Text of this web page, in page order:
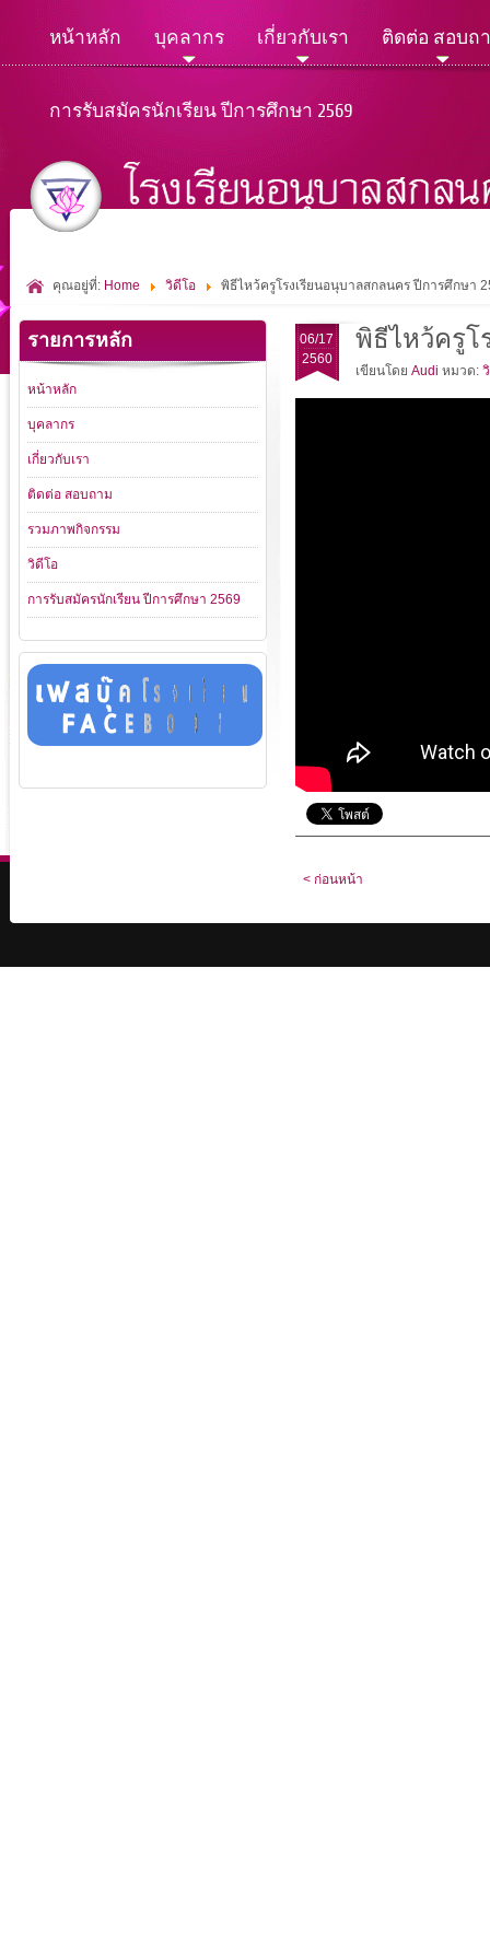
หน้าหลัก บุคลากร เกี่ยวกับเรา ติดต่อ สอบถ
การรับสมัครนักเรียน ปีการศึกษา 2569
คุณอยู่ที่: Home วิดีโอ พิธีไหว้ครูโรงเรียนอนุบาลสกลนคร ปีการศึกษา
06/17
2560
พิธีไหว้ครูโ
เขียนโดย Audi หมวด:
< ก่อนหน้า
รายการหลัก
หน้าหลัก
บุคลากร
เกี่ยวกับเรา
ติดต่อ สอบถาม
รวมภาพกิจกรรม
วิดีโอ
การรับสมัครนักเรียน ปีการศึกษา 2569